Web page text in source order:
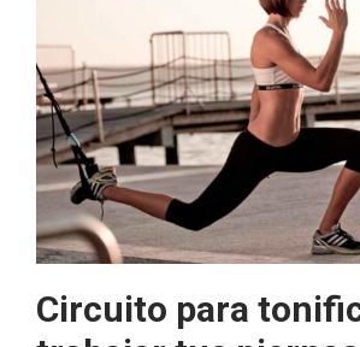
Circuito para